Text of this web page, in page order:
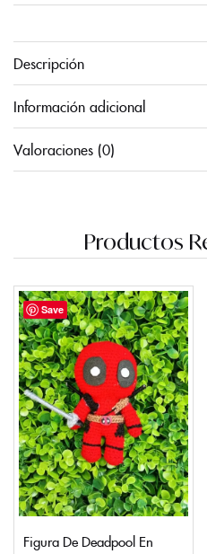
Descripción
Información adicional
Valoraciones (0)
Productos
Save
Figura De Deadpool En